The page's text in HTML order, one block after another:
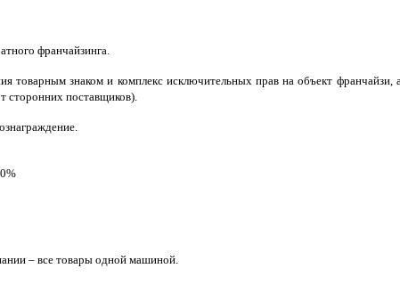
франчайзинга.
товарным знаком и комплекс исключительных прав на объект
сторонних поставщиков).
– все товары одной машиной.